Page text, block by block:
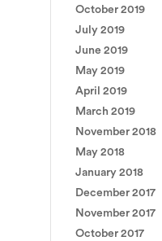
October 2019
July 2019
June 2019
May 2019
April 2019
March 2019
November 2018
May 2018
January 2018
December 2017
November 2017
October 2017